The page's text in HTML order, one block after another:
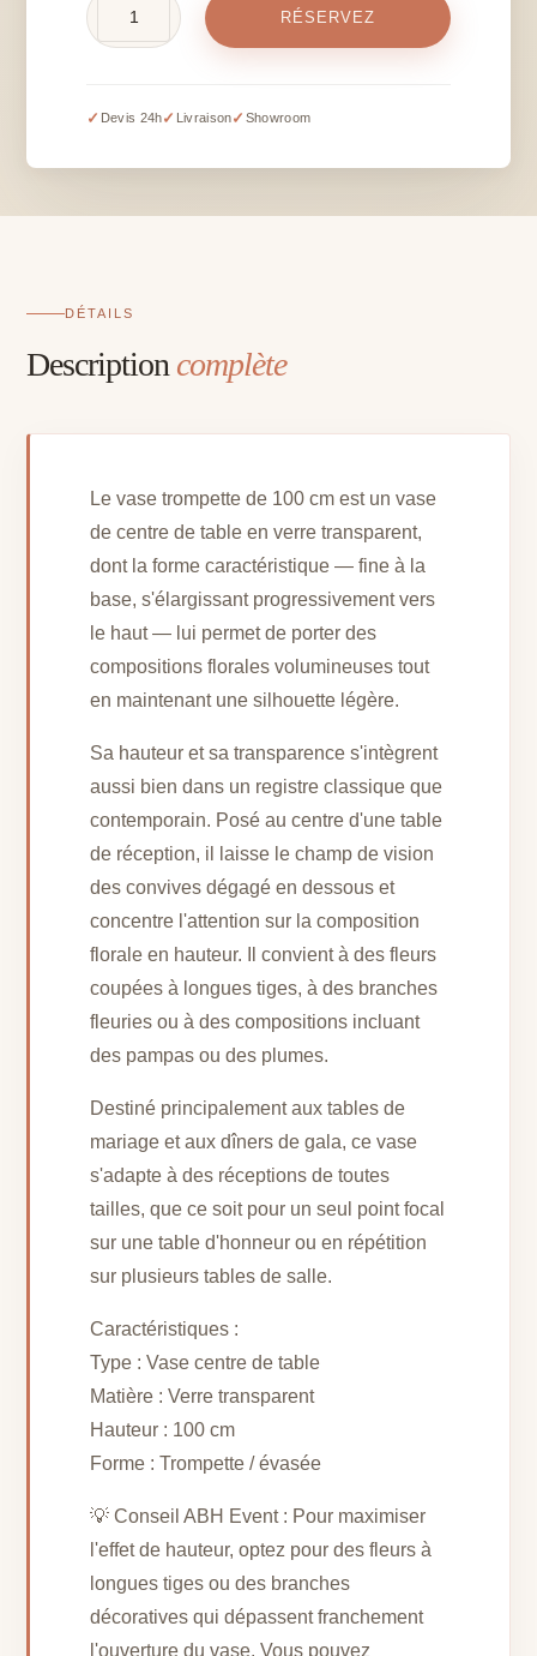
-
100
RÉSERVEZ
✓ Devis 24h✓ Livraison✓ Showroom
DÉTAILS
Descriptioncomplète
Le vase trompette de 100 cm est un vase
de centre de table en verre transparent,
dont la forme caractéristique — fine à la
base, s'élargissant progressivement vers
le haut — lui permet de porter des
compositions florales volumineuses tout
en maintenant une silhouette légère.
Sa hauteur et sa transparence s'intègrent
aussi bien dans un registre classique que
contemporain. Posé au centre d'une table
de réception, il laisse le champ de vision
des convives dégagé en dessous et
concentre l'attention sur la composition
florale en hauteur. Il convient à des fleurs
coupées à longues tiges, à des branches
fleuries ou à des compositions incluant
des pampas ou des plumes.
Destiné principalement aux tables de
mariage et aux dîners de gala, ce vase
s'adapte à des réceptions de toutes
tailles, que ce soit pour un seul point focal
sur une table d'honneur ou en répétition
sur plusieurs tables de salle.
Caractéristiques :
Type : Vase centre de table
Matière : Verre transparent
Hauteur : 100 cm
Forme : Trompette / évasée
💡 Conseil ABH Event : Pour maximiser
l'effet de hauteur, optez pour des fleurs à
longues tiges ou des branches
décoratives qui dépassent franchement
l'ouverture du vase. Vous pouvez